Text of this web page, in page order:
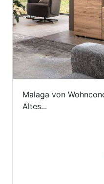
Malaga von
Altes...